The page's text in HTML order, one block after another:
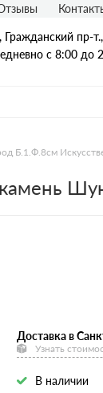
Граждaнский пр-
с 8:00 до
Б.1.Ф.8см
Доставка в
Узнать
В наличии